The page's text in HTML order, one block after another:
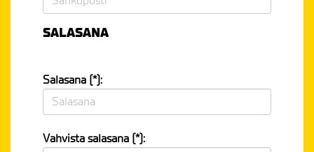
SALASANA
Salasana (*):
Vahvista salasana (*):